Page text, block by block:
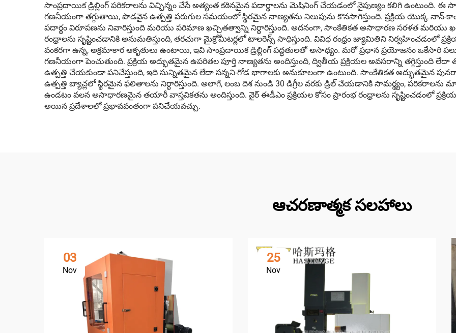
సాంప్రదాయిక డ్రిల్లింగ్ పరికరాలను విచ్ఛిన్నం చేసే అత్యంత కఠినమైన పదార్థాలను మెషినింగ్ చేయడంలో నైపుణ్యం కలిగి ఉంటుంది. ఈ
గణనీయంగా తగ్గుతాయి, పొడవైన ఉత్పత్తి పరుగుల సమయంలో స్థిరమైన నాణ్యతను నిలుపును కొనసాగిస్తుంది. ప్రక్రియ యొక్క నాన్-
పదార్థం విరూపణను నివారిస్తుంది మరియు పరిమాణ ఖచ్చితత్వాన్ని నిర్ధారిస్తుంది. అదనంగా, సాంకేతికత అసాధారణ సరళత మరియు
రంధ్రాలను సృష్టించడానికి అనుమతిస్తుంది, తరచుగా మైక్రోమీటర్లలో టాలరెన్స్ సాధిస్తుంది. వివిధ రంధ్రం జ్యామితిని నిర్వహించడంలో
వంకరగా ఉన్న, అక్రమాకార ఆకృతులు ఉంటాయి, ఇవి సాంప్రదాయిక డ్రిల్లింగ్ పద్ధతులతో అసాధ్యం. మరో ప్రధాన ప్రయోజనం ఒకేసారి పలు
గణనీయంగా పెంచుతుంది. ప్రక్రియ అద్భుతమైన ఉపరితల పూర్తి నాణ్యతను అందిస్తుంది, ద్వితీయ ప్రక్రియల అవసరాన్ని తగ్గిస్తుంది లేదా
ఉత్పత్తి చేయకుండా పనిచేస్తుంది, ఇది సున్నితమైన లేదా సన్నని-గోడ భాగాలకు అనుకూలంగా ఉంటుంది. సాంకేతికత అద్భుతమైన
ఉత్పత్తి బ్యాచ్లలో స్థిరమైన ఫలితాలను నిర్ధారిస్తుంది. అలాగే, లంబ దిశ నుండి 30 డిగ్రీల వరకు డ్రిల్ చేయడానికి సామర్థ్యం,
ఉండటం వలన అసాధారణమైన తయారీ వాస్తవికతను అందిస్తుంది. వైర్ ఈడీఎం ప్రక్రియల కోసం ప్రారంభ రంధ్రాలను సృష్టించడంలో
అయిన ప్రదేశాలలో ప్రభావవంతంగా పనిచేయవచ్చు.
ఆచరణాత్మక సలహాలు
03
Nov
25
Nov